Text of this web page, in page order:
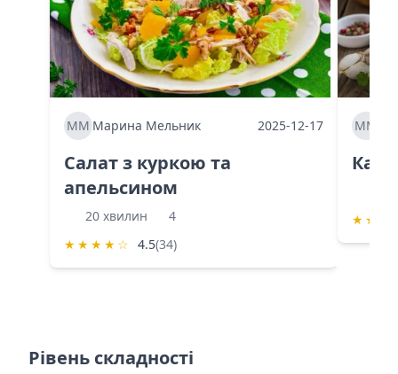
ММ Марина Мельник 2025-12-17
Салат з куркою та
апельсином
20 хвилин
4
★ ★ ★ ★ ☆ 4.5(34)
ММ
★ ★
Рівень складності